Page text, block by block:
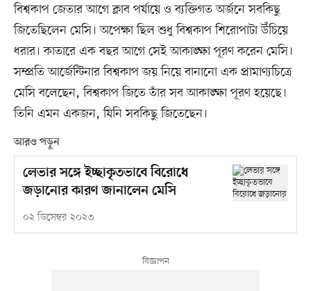
বিশ্বকাপ জেতার আগে ক্লাব পর্যায়ে ও ব্যক্তিগত অর্জনে সবকিছু
জিতেছিলেন মেসি। অপেক্ষা ছিল শুধু বিশ্বকাপ শিরোপাটা উঁচিয়ে
ধরার। কাতারে এক বছর আগে সেই আকাঙ্ক্ষা পূরণ করেন মেসি।
সম্প্রতি আর্জেন্টিনার বিশ্বকাপ জয় নিয়ে বানানো এক প্রামাণ্যচিত্রে
মেসি বলেছেন, বিশ্বকাপ জিতে তাঁর সব আকাঙ্ক্ষা পূরণ হয়েছে।
তিনি এমন একজন, যিনি সবকিছু জিতেছেন।
আরও পড়ুন
লেভার সঙ্গে ইচ্ছাকৃতভাবে বিরোধে
জড়ানোর কারণ জানালেন মেসি
০২ ডিসেম্বর ২০২৩